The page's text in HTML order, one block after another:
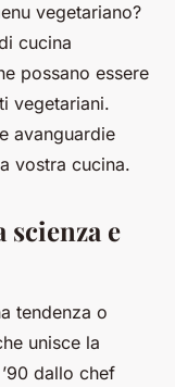
vegetariano?
cucina
possano essere
vegetariani.
avanguardie
vostra cucina.
e
tendenza o
unisce la
dallo chef